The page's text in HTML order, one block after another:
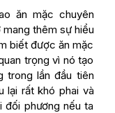
ăn mặc chuyên
thêm sự hiểu
biết được ăn mặc
trọng vì nó tạo
trong lần đầu tiên
lại rất khó phai và
phương nếu ta